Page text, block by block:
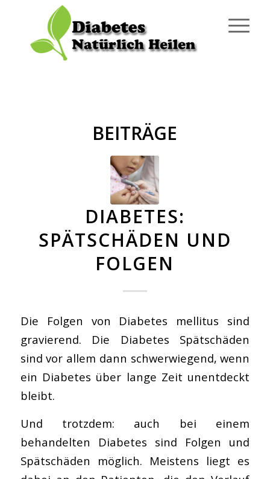
BEITRÄGE
DIABETES:
SPÄTSCHÄDEN UND
FOLGEN
Die Folgen von Diabetes mellitus sind
gravierend. Die Diabetes Spätschäden
sind vor allem dann schwerwiegend, wenn
ein Diabetes über lange Zeit unentdeckt
bleibt.
Und trotzdem: auch bei einem
behandelten Diabetes sind Folgen und
Spätschäden möglich. Meistens liegt es